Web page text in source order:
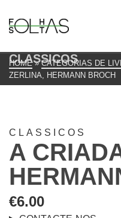
CLASSICOS
HOME » CATEGORIAS DE
ZERLINA, HERMANN BROCH
CLASSICOS
A
€6.00